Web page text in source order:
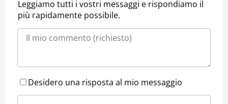
Leggiamo tutti i vostri messaggi e rispondiamo il
più rapidamente possibile.
Desidero una risposta al mio messaggio